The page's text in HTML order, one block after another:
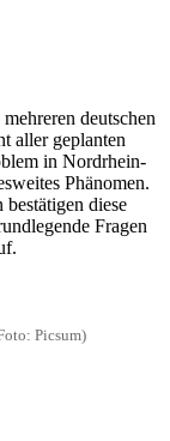
deutschen
aller geplanten
in Nordrhein-
Phänomen.
diese
Fragen
Picsum)